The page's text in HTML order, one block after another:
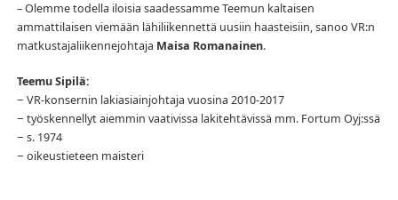
– Olemme todella iloisia saadessamme Teemun kaltaisen
ammattilaisen viemään lähiliikennettä uusiin haasteisiin, sanoo VR:n
matkustajaliikennejohtaja Maisa Romanainen.
Teemu Sipilä:
− VR-konsernin lakiasiainjohtaja vuosina 2010-2017
− työskennellyt aiemmin vaativissa lakitehtävissä mm. Fortum Oyj:ssä
− s. 1974
− oikeustieteen maisteri